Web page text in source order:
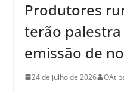
Produtores
terão
emissão de
24 de julho de 2026